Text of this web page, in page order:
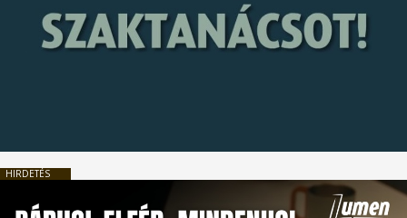
HIRDETÉS